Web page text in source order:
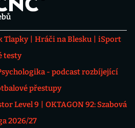
Tlapky Hráči na Blesku
iSport
testy
- podcast rozbíjející
přestupy
Level 9
OKTAGON 92: Szabová
2026/27